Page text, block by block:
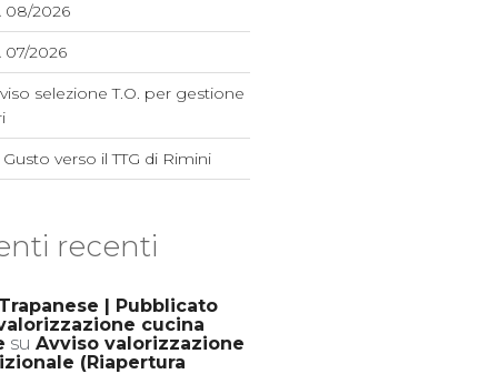
08/2026
2026
selezione T.O. per gestione
verso il TTG di Rimini
recenti
| Pubblicato
cucina
su Avviso valorizzazione
(Riapertura